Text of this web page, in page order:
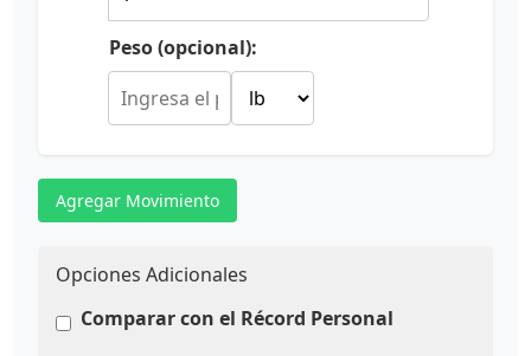
Peso (opcional):
Agregar Movimiento
Opciones Adicionales
Comparar con el Récord Personal